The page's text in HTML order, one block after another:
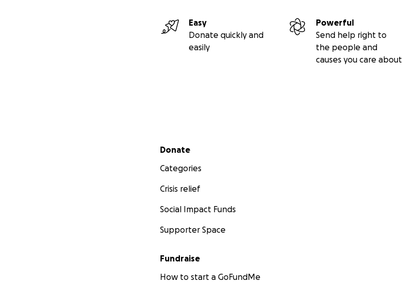
Easy
Donate quickly and
easily
Powerful
Send help right to
the people and
causes you care about
Secondary menu
Donate
Categories
Crisis relief
Social Impact Funds
Supporter Space
Fundraise
How to start a GoFundMe